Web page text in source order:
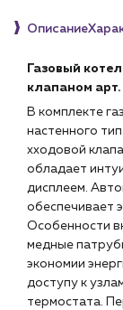
Наши
Чат-
+7
Пн –
Описание
Газовый
клапаном арт.
В комплекте
настенного
хходовой
обладает
дисплеем.
обеспечивает
Особенности
медные
экономии
доступу к
термостата.